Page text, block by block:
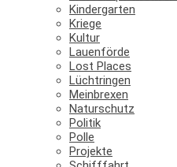
Kindergarten
Kriege
Kultur
Lauenförde
Lost Places
Lüchtringen
Meinbrexen
Naturschutz
Politik
Polle
Projekte